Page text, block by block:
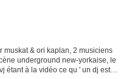
muskat & ori kaplan, 2 musiciens
underground new-yorkaise, le
étant à la vidéo ce qu ' un dj est